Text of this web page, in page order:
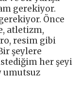
gerekiyor.
Önce
atletizm,
resim gibi
şeylere
her şeyi
umutsuz